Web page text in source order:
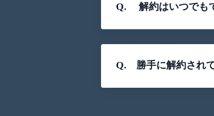
Q. 解約はいつでも
Q. 勝手に解約されて